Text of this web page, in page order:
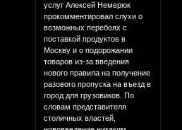
услуг Алексей Немерюк
прокомментировал слухи о
возможных перебоях с
поставкой продуктов в
Москву и о подорожании
товаров из-за введения
нового правила на получение
разового пропуска на въезд в
город для грузовиков. По
словам представителя
столичных властей,